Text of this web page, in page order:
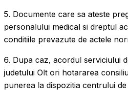
5. Documente care sa ateste
personalului medical si dreptul
conditiile prevazute de actele
6. Dupa caz, acordul serviciului
judetului Olt ori hotararea
punerea la dispozitia centrului